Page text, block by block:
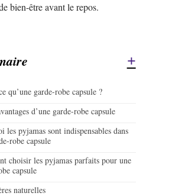
bien-être avant le repos.
qu’une garde-robe capsule ?
d’une garde-robe capsule
les pyjamas sont indispensables dans
robe capsule
choisir les pyjamas parfaits pour une
capsule
naturelles